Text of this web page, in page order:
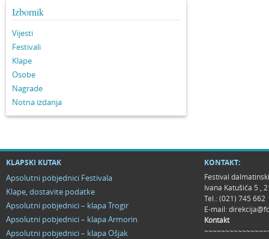
Izbornik
Vijesti
Festivali
Klape
Osobe
Nagrade
Notna izdanja
KLAPSKI KUTAK
Apsolutni pobjednici Festivala
Klape, dostavite podatke
Apsolutni pobjednici – klapa Trogir
Apsolutni pobjednici – klapa Armorin
Apsolutni pobjednici – klapa Ošjak
KONTAKT:
Festival
Ivana Katušića 5 ,
Tel.: (021) 745 662
E-mail:
Kontakt